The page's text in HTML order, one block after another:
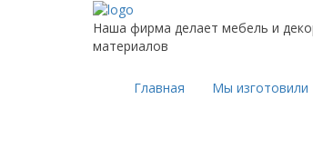
Наша фирма делает мебель и
материалов
Главная Мы изготовили